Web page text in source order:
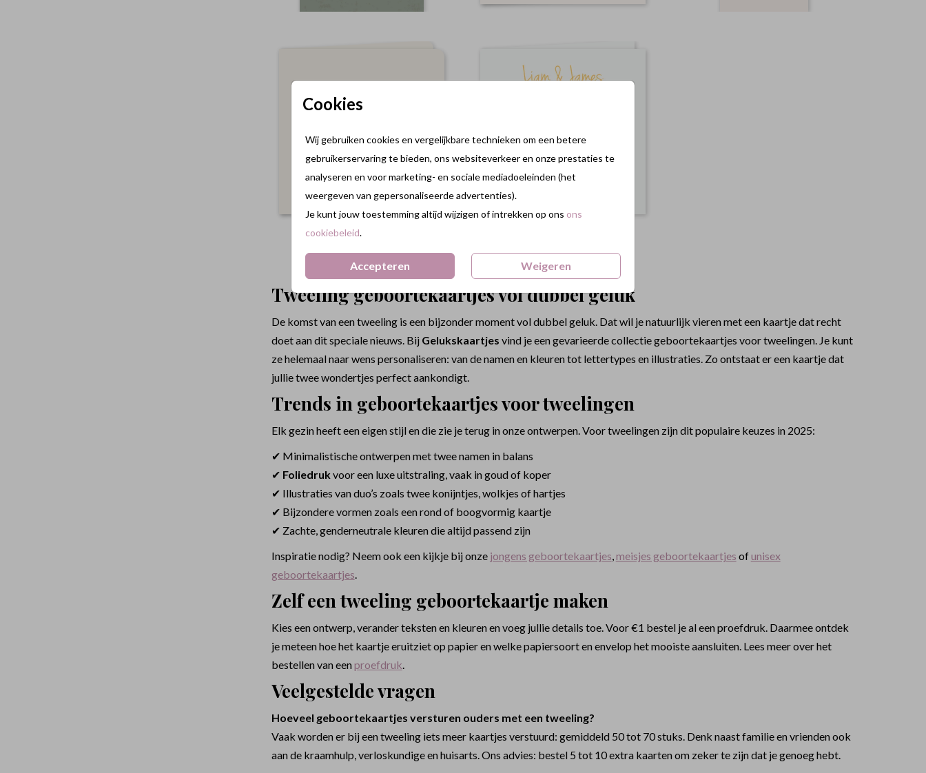
Cookies
Wij gebruiken cookies en vergelijkbare technieken om een betere
gebruikerservaring te bieden, ons websiteverkeer en onze prestaties te
analyseren en voor marketing- en sociale mediadoeleinden (het
weergeven van gepersonaliseerde advertenties).
Je kunt jouw toestemming altijd wijzigen of intrekken op ons ons
cookiebeleid.
Accepteren Weigeren
Tweeling geboortekaartjes vol dubbel geluk
De komst van een tweeling is een bijzonder moment vol dubbel geluk. Dat wil je natuurlijk vieren met een kaartje dat recht
doet aan dit speciale nieuws. Bij Gelukskaartjes vind je een gevarieerde collectie geboortekaartjes voor tweelingen. Je kunt
ze helemaal naar wens personaliseren: van de namen en kleuren tot lettertypes en illustraties. Zo ontstaat er een kaartje dat
jullie twee wondertjes perfect aankondigt.
Trends in geboortekaartjes voor tweelingen
Elk gezin heeft een eigen stijl en die zie je terug in onze ontwerpen. Voor tweelingen zijn dit populaire keuzes in 2025:
✔ Minimalistische ontwerpen met twee namen in balans
✔ Foliedrukvoor een luxe uitstraling, vaak in goud of koper
✔ Illustraties van duo’s zoals twee konijntjes, wolkjes of hartjes
✔ Bijzondere vormen zoals een rond of boogvormig kaartje
✔ Zachte, genderneutrale kleuren die altijd passend zijn
Inspiratie nodig? Neem ook een kijkje bij onze jongens geboortekaartjes,meisjes geboortekaartjes ofunisex
geboortekaartjes.
Zelf een tweeling geboortekaartje maken
Kies een ontwerp, verander teksten en kleuren en voeg jullie details toe. Voor €1 bestel je al een proefdruk. Daarmee ontdek
je meteen hoe het kaartje eruitziet op papier en welke papiersoort en envelop het mooiste aansluiten. Lees meer over het
bestellen van eenproefdruk.
Veelgestelde vragen
Hoeveel geboortekaartjes versturen ouders met een tweeling?
Vaak worden er bij een tweeling iets meer kaartjes verstuurd: gemiddeld 50 tot 70 stuks. Denk naast familie en vrienden ook
aan de kraamhulp, verloskundige en huisarts. Ons advies: bestel 5 tot 10 extra kaarten om zeker te zijn dat je genoeg hebt.